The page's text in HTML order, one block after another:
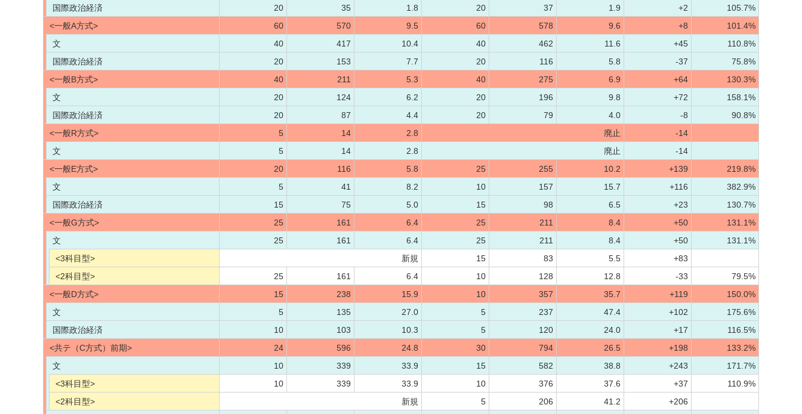
国際政治経済
20 35 1.8 20 37 1.9 +2
105.7%
<一般A方式>
60 570 9.5 60 578 9.6 +8
101.4%
文
40 417 10.4 40 462 11.6 +45
110.8%
国際政治経済
20 153 7.7 20 116 5.8 -37
75.8%
<一般B方式>
40 211 5.3 40 275 6.9 +64
130.3%
文
20 124 6.2 20 196 9.8 +72
158.1%
国際政治経済
20 87 4.4 20 79 4.0 -8
90.8%
<一般R方式>
5 14 2.8 廃止
-14
文
5 14 2.8 廃止
-14
<一般E方式>
20 116 5.8 25 255 10.2 +139
219.8%
文
5 41 8.2 10 157 15.7 +116
382.9%
国際政治経済
15 75 5.0 15 98 6.5 +23
130.7%
<一般G方式>
25 161 6.4 25 211 8.4 +50
131.1%
文
25 161 6.4 25 211 8.4 +50
131.1%
<3科目型>
新規 15 83 5.5
+83
<2科目型>
25 161 6.4 10 128 12.8 -33
79.5%
<一般D方式>
15 238 15.9 10 357 35.7 +119
150.0%
文
5 135 27.0 5 237 47.4 +102
175.6%
国際政治経済
10 103 10.3 5 120 24.0 +17
116.5%
<共テ（C方式）前期>
24 596 24.8 30 794 26.5 +198
133.2%
文
10 339 33.9 15 582 38.8 +243
171.7%
<3科目型>
10 339 33.9 10 376 37.6 +37
110.9%
<2科目型>
新規 5 206 41.2
+206